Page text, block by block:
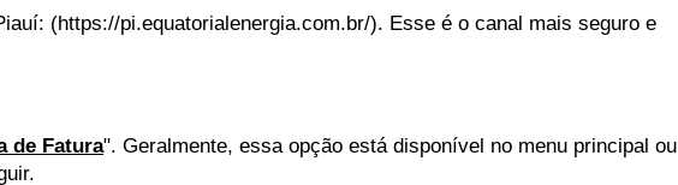
(https://pi.equatorialenergia.com.br/). Esse é o canal mais seguro e
de Fatura". Geralmente, essa opção está disponível no menu principal ou